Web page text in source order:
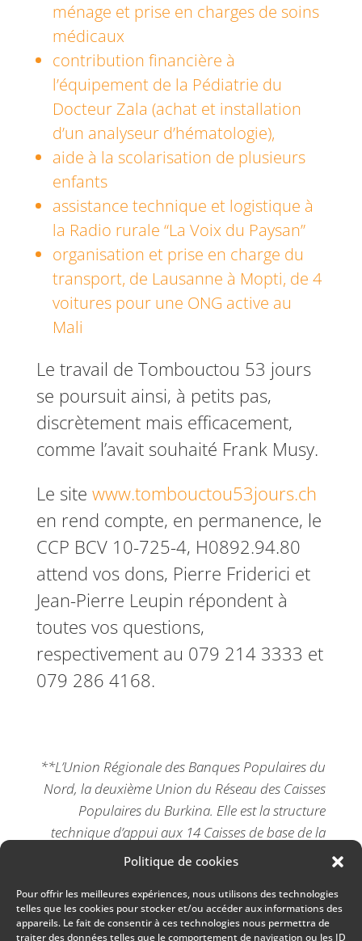
Politique de cookies
Pour offrir les meilleures expériences, nous utilisons des technologies
telles que les cookies pour stocker et/ou accéder aux informations des
appareils. Le fait de consentir à ces technologies nous permettra de
traiter des données telles que le comportement de navigation ou les ID
ménage et prise en charges de soins
médicaux
contribution financière à
l’équipement de la Pédiatrie du
Docteur Zala (achat et installation
d’un analyseur d’hématologie),
aide à la scolarisation de plusieurs
enfants
assistance technique et logistique à
la Radio rurale “La Voix du Paysan”
organisation et prise en charge du
transport, de Lausanne à Mopti, de 4
voitures pour une ONG active au
Mali
Le travail de Tombouctou 53 jours
se poursuit ainsi, à petits pas,
discrètement mais efficacement,
comme l’avait souhaité Frank Musy.
Le site www.tombouctou53jours.ch
en rend compte, en permanence, le
CCP BCV 10-725-4, H0892.94.80
attend vos dons, Pierre Friderici et
Jean-Pierre Leupin répondent à
toutes vos questions,
respectivement au 079 214 3333 et
079 286 4168.
**L’Union Régionale des Banques Populaires du
Nord, la deuxième Union du Réseau des Caisses
Populaires du Burkina. Elle est la structure
technique d’appui aux 14 Caisses de base de la
région du Nord dont les premières ont vu le jour
populaires est la collecte de l’épargne et l’octroi
de crédit en vue de supporter les activités